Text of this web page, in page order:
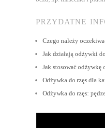
PRZYDATNE
Czego należy
Jak działają odżywki
Jak stosować odżywkę
Odżywka do rzęs dla
Odżywka do rzęs: